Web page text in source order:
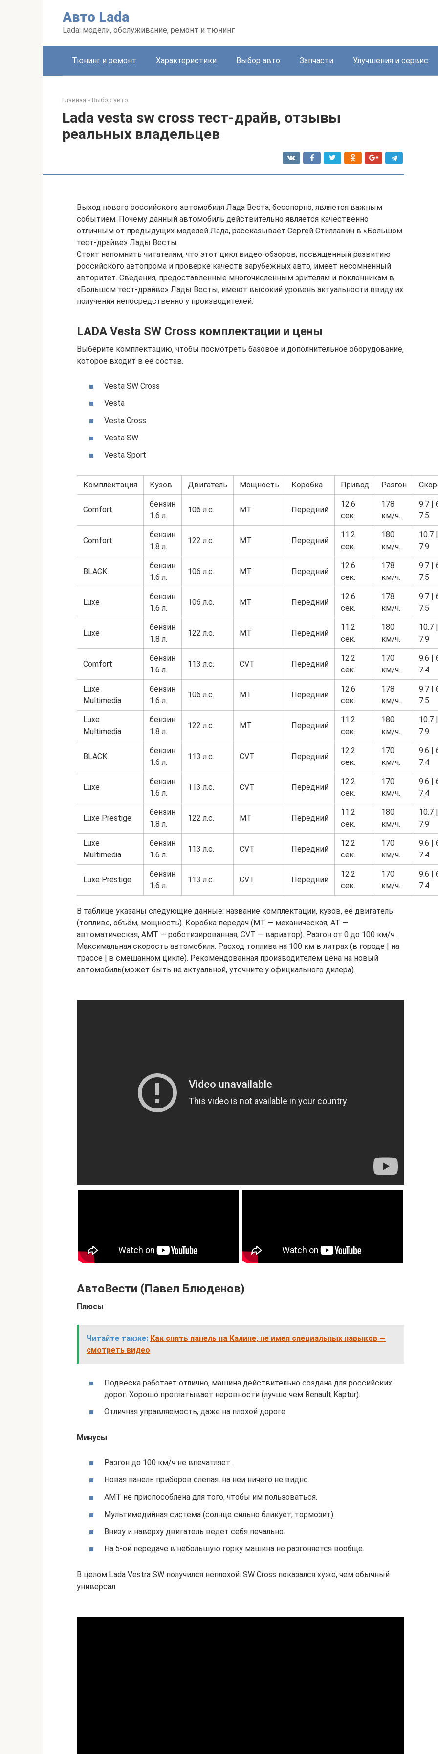
Авто Lada
Lada: модели, обслуживание, ремонт и тюнинг
Тюнинг и ремонт Характеристики Выбор авто Запчасти Улучшения и сервис
Главная » Выбор авто
Lada vesta sw cross тест-драйв, отзывы
реальных владельцев
Выход нового российского автомобиля Лада Веста, бесспорно, является важным
событием. Почему данный автомобиль действительно является качественно
отличным от предыдущих моделей Лада, рассказывает Сергей Стиллавин в «Большом
тест-драйве» Лады Весты.
Стоит напомнить читателям, что этот цикл видео-обзоров, посвященный развитию
российского автопрома и проверке качеств зарубежных авто, имеет несомненный
авторитет. Сведения, предоставленные многочисленным зрителям и поклонникам в
«Большом тест-драйве» Лады Весты, имеют высокий уровень актуальности ввиду их
получения непосредственно у производителей.
LADA Vesta SW Cross комплектации и цены
Выберите комплектацию, чтобы посмотреть базовое и дополнительное оборудование,
которое входит в её состав.
Vesta SW Cross
Vesta
Vesta Cross
Vesta SW
Vesta Sport
Комплектация Кузов Двигатель Мощность Коробка Привод Разгон
Comfort
бензин
1.6 л.
106 л.с. MT Передний
12.6
сек.
178
км/ч.
9.7 |
7.5
Comfort
бензин
1.8 л.
122 л.с. MT Передний
11.2
сек.
180
км/ч.
10.7
7.9
BLACK
бензин
1.6 л.
106 л.с. MT Передний
12.6
сек.
178
км/ч.
9.7 |
7.5
Luxe
бензин
1.6 л.
106 л.с. MT Передний
12.6
сек.
178
км/ч.
9.7 |
7.5
Luxe
бензин
1.8 л.
122 л.с. MT Передний
11.2
сек.
180
км/ч.
10.7
7.9
Comfort
бензин
1.6 л.
113 л.с. CVT Передний
12.2
сек.
170
км/ч.
9.6 |
7.4
Luxe
Multimedia
бензин
1.6 л.
106 л.с. MT Передний
12.6
сек.
178
км/ч.
9.7 |
7.5
Luxe
Multimedia
бензин
1.8 л.
122 л.с. MT Передний
11.2
сек.
180
км/ч.
10.7
7.9
BLACK
бензин
1.6 л.
113 л.с. CVT Передний
12.2
сек.
170
км/ч.
9.6 |
7.4
Luxe
бензин
1.6 л.
113 л.с. CVT Передний
12.2
сек.
170
км/ч.
9.6 |
7.4
Luxe Prestige
бензин
1.8 л.
122 л.с. MT Передний
11.2
сек.
180
км/ч.
10.7
7.9
Luxe
Multimedia
бензин
1.6 л.
113 л.с. CVT Передний
12.2
сек.
170
км/ч.
9.6 |
7.4
Luxe Prestige
бензин
1.6 л.
113 л.с. CVT Передний
12.2
сек.
170
км/ч.
9.6 |
7.4
В таблице указаны следующие данные: название комплектации, кузов, её двигатель
(топливо, объём, мощность). Коробка передач (МТ — механическая, АТ —
автоматическая, АМТ — роботизированная, CVT — вариатор). Разгон от 0 до 100 км/ч.
Максимальная скорость автомобиля. Расход топлива на 100 км в литрах (в городе | на
трассе | в смешанном цикле). Рекомендованная производителем цена на новый
автомобиль(может быть не актуальной, уточните у официального дилера).
АвтоВести (Павел Блюденов)
Плюсы
Читайте также: Как снять панель на Калине, не имея специальных навыков —
смотреть видео
Подвеска работает отлично, машина действительно создана для российских
дорог. Хорошо проглатывает неровности (лучше чем Renault Kaptur).
Отличная управляемость, даже на плохой дороге.
Минусы
Разгон до 100 км/ч не впечатляет.
Новая панель приборов слепая, на ней ничего не видно.
АМТ не приспособлена для того, чтобы им пользоваться.
Мультимедийная система (солнце сильно бликует, тормозит).
Внизу и наверху двигатель ведет себя печально.
На 5-ой передаче в небольшую горку машина не разгоняется вообще.
В целом Lada Vestra SW получился неплохой. SW Cross показался хуже, чем обычный
универсал.